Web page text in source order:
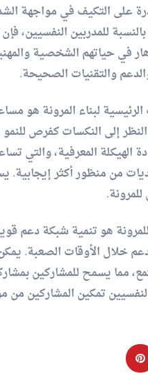
على التكيف في مواجهة
للمدربين النفسيين،
في حياتهم الشخصية
والتقنيات الصحيحة.
لبناء المرونة هو
إلى النكسات كفرص
الهيكلة المعرفية، والتي
من منظور أكثر إيجابية.
هو تنمية شبكة دعم
خلال الأوقات الصعبة.
مما يسمح للمشاركين
تمكين المشاركين